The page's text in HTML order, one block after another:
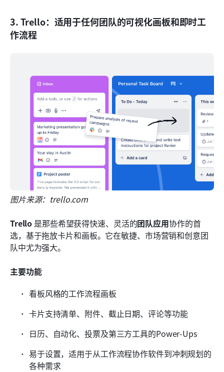
3. Trello：适用于任何团队的可视化画板和即时工
作流程
图片来源：trello.com
Trello 是那些希望获得快速、灵活的团队应用协作的首
选，基于拖放卡片和画板。它在敏捷、市场营销和创意团
队中尤为强大。
主要功能
看板风格的工作流程画板
卡片支持清单、附件、截止日期、评论等功能
日历、自动化、投票及第三方工具的Power-Ups
易于设置，适用于从工作流程协作软件到冲刺规划的
各种需求